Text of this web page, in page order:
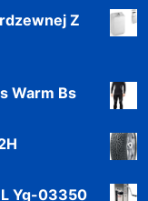
Z
Warm Bs
Yg-03350